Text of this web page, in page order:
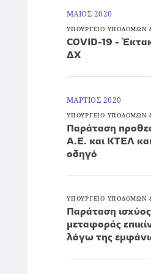
ΜΑΙΟΣ 2020
ΥΠΟΥΡΓΕΙΟ
COVID-19 -
ΔΧ
ΜΑΡΤΙΟΣ 2020
ΥΠΟΥΡΓΕΙΟ
Παράταση
Α.Ε. και ΚΤΕΛ και
οδηγό
ΥΠΟΥΡΓΕΙΟ
Παράταση
μεταφοράς
λόγω της